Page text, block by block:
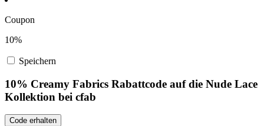
Coupon
10%
Speichern
10% Creamy Fabrics Rabattcode auf die Nude Lace
Kollektion bei cfab
Code erhalten